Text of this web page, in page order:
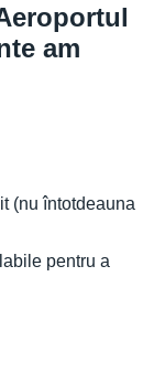
am
(nu întotdeauna
pentru a